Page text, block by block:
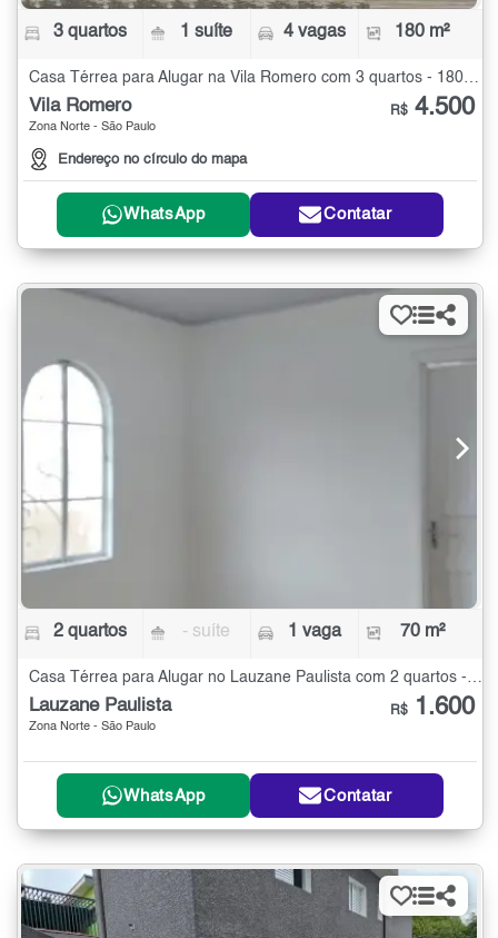
3 quartos 1 suíte 4 vagas 180 m²
Vila Romero
Zona Norte - São Paulo
Endereço no círculo do mapa
R$ 4.500
WhatsApp Contatar
2 quartos - suíte 1 vaga 70 m²
Casa Térrea para Alugar no Lauzane Paulista com 2 quartos - 70 m²
Lauzane Paulista
Zona Norte - São Paulo
R$ 1.600
WhatsApp Contatar